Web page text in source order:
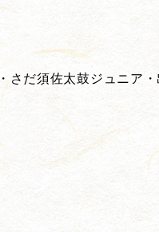
だ須佐太鼓ジュニア